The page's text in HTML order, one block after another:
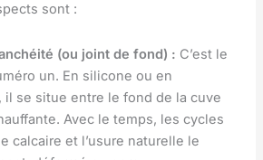
sont :
(ou joint de fond) : C’est le
un. En silicone ou en
il se situe entre le fond de la cuve
Avec le temps, les cycles
calcaire et l’usure naturelle le